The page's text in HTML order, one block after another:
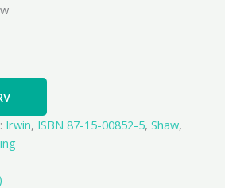
Irwin, ISBN 87-15-00852-5, Shaw,